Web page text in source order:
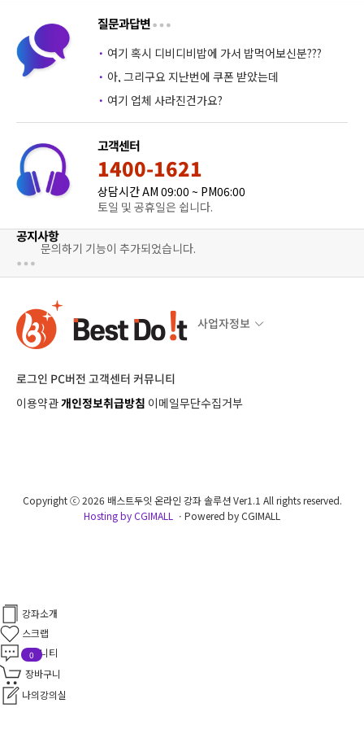
질문과답변
· 여기 혹시 디비디비밥에 가서 밥먹어보신분???
· 아, 그리구요 지난번에 쿠폰 받았는데
· 여기 업체 사라진건가요?
고객센터
1400-1621
상담시간 AM 09:00 ~ PM06:00
토일 및 공휴일은 쉽니다.
공지사항
문의하기 기능이 추가되었습니다.
사업자정보
로그인 PC버전 고객센터 커뮤니티
이용약관개인정보취급방침 이메일무단수집거부
Copyright ⓒ 2026 배스트두잇 온라인 강좌 솔루션 Ver1.1 All rights reserved.
Hosting by CGIMALL
ㆍPowered by CGIMALL
강좌소개
스크랩
커뮤니티
0
장바구니
나의강의실